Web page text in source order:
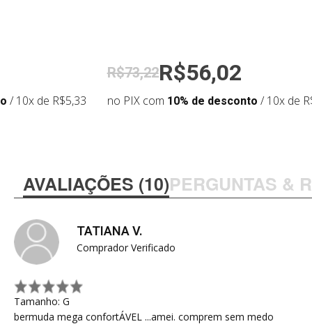
/ 10x de R$5,33
R$73,22R$56,02
no PIX com 10% de desconto / 10x de
AVALIAÇÕES (10)PERGUNTAS &
TATIANA V.
Comprador Verificado
Tamanho: G
bermuda mega confortÁVEL ...amei. comprem sem medo